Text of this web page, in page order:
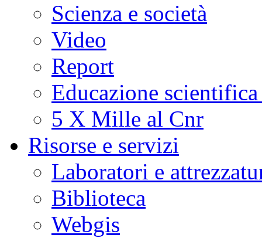
Scienza e società
Video
Report
Educazione
5 X Mille al Cnr
Risorse e servizi
Laboratori e
Biblioteca
Webgis